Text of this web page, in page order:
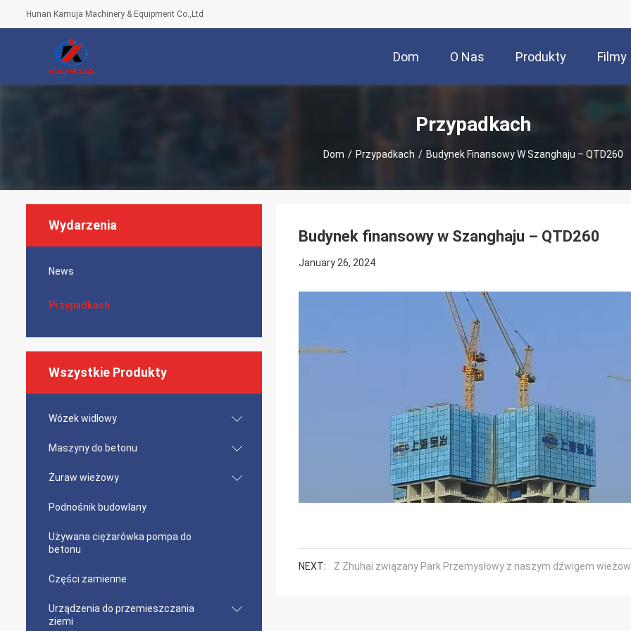
Hunan Kamuja Machinery & Equipment Co.,Ltd
Dom O Nas Produkty Filmy
Przypadkach
Dom / Przypadkach / Budynek Finansowy W Szanghaju – QTD260
Wydarzenia
News
Przypadkach
Wszystkie Produkty
Wózek widłowy
Maszyny do betonu
Żuraw wieżowy
Podnośnik budowlany
Używana ciężarówka pompa do
betonu
Części zamienne
Urządzenia do przemieszczania
ziemi
Budynek finansowy w Szanghaju – QTD260
January 26, 2024
NEXT: Z Zhuhai związany Park Przemysłowy z naszym dźwigem